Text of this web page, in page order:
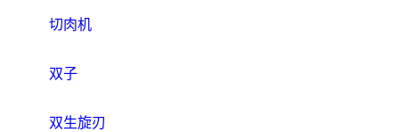
切肉机
双子
双生旋刃